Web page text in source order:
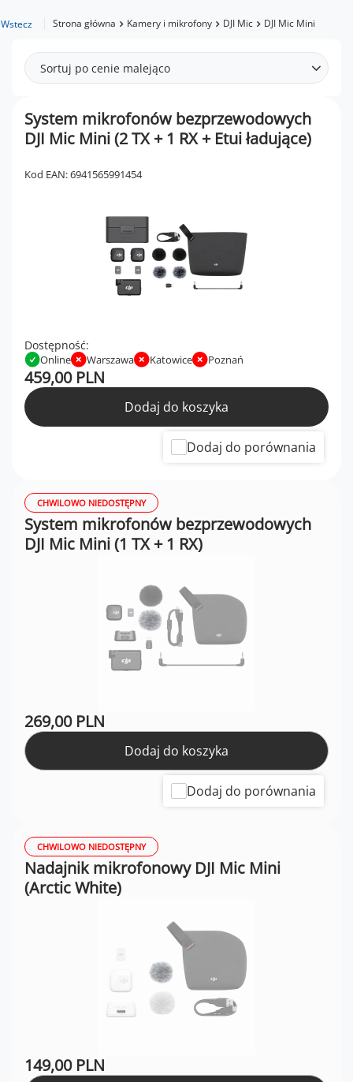
Wstecz Strona główna Kamery i mikrofony DJI Mic DJI Mic Mini
Sortuj po cenie malejąco
System mikrofonów bezprzewodowych
DJI Mic Mini (2 TX + 1 RX + Etui ładujące)
Kod EAN: 6941565991454
Dostępność:
Online Warszawa Katowice Poznań
459,00 PLN
Dodaj do koszyka
Dodaj do porównania
CHWILOWO NIEDOSTĘPNY
System mikrofonów bezprzewodowych
DJI Mic Mini (1 TX + 1 RX)
269,00 PLN
Dodaj do koszyka
Dodaj do porównania
CHWILOWO NIEDOSTĘPNY
Nadajnik mikrofonowy DJI Mic Mini
(Arctic White)
149,00 PLN